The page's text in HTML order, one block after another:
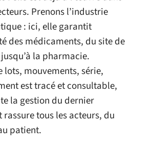
Prenons l’industrie
: ici, elle garantit
des médicaments, du site de
la pharmacie.
lots, mouvements, série,
est tracé et consultable,
la gestion du dernier
tous les acteurs, du
patient.